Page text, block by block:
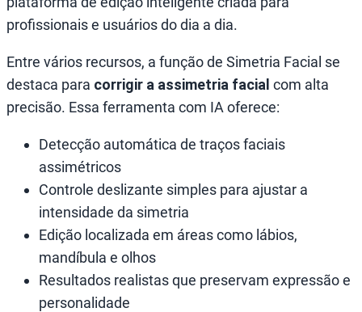
profissionais e usuários do dia a dia.
Entre vários recursos, a função de Simetria Facial se
destaca para corrigir a assimetria facial com alta
precisão. Essa ferramenta com IA oferece:
Detecção automática de traços faciais
assimétricos
Controle deslizante simples para ajustar a
intensidade da simetria
Edição localizada em áreas como lábios,
mandíbula e olhos
Resultados realistas que preservam expressão e
personalidade